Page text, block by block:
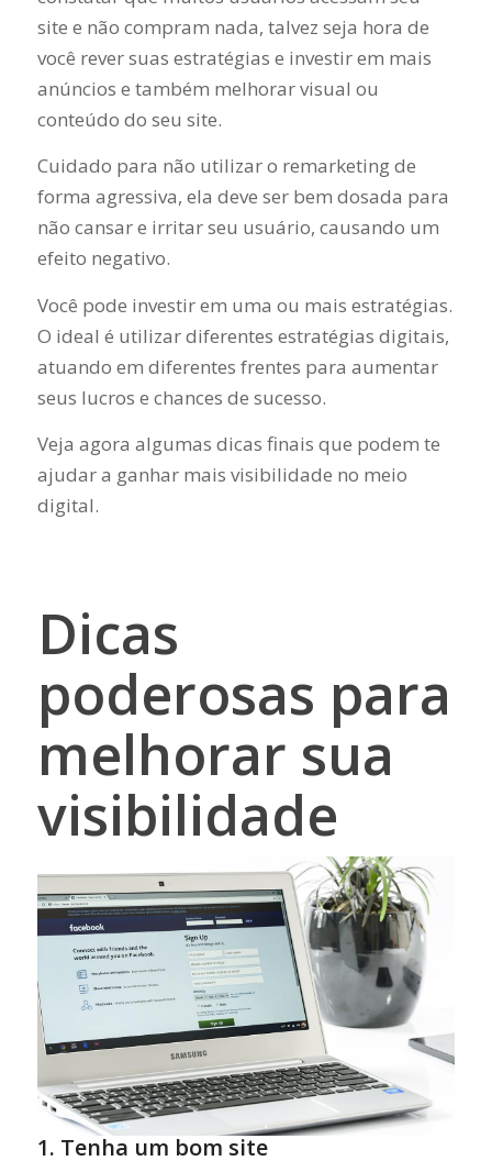
site e não compram nada, talvez seja hora de
você rever suas estratégias e investir em mais
anúncios e também melhorar visual ou
conteúdo do seu site.
Cuidado para não utilizar o remarketing de
forma agressiva, ela deve ser bem dosada para
não cansar e irritar seu usuário, causando um
efeito negativo.
Você pode investir em uma ou mais estratégias.
O ideal é utilizar diferentes estratégias digitais,
atuando em diferentes frentes para aumentar
seus lucros e chances de sucesso.
Veja agora algumas dicas finais que podem te
ajudar a ganhar mais visibilidade no meio
digital.
Dicas
poderosas para
melhorar sua
visibilidade
1. Tenha um bom site